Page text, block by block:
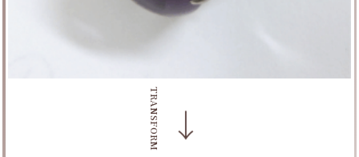
→
TRANSFORM